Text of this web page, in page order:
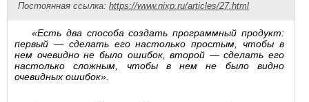
Постоянная ссылка: https://www.nixp.ru/articles/27.html
«Есть два способа создать программный продукт:
первый — сделать его настолько простым, чтобы в
нем очевидно не было ошибок, второй — сделать его
настолько сложным, чтобы в нем не было видно
очевидных ошибок».